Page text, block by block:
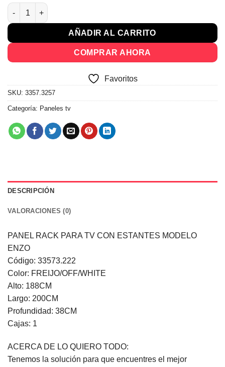
$ 16.320.$ 10.608.
Rack Tv Panel Modular Living Hasta Led 70 Enzo cantidad
AÑADIR AL CARRITO
COMPRAR AHORA
Favoritos
SKU: 3357.3257
Categoría: Paneles tv
DESCRIPCIÓN
VALORACIONES (0)
PANEL RACK PARA TV CON ESTANTES MODELO
ENZO
Código: 33573.222
Color: FREIJO/OFF/WHITE
Alto: 188CM
Largo: 200CM
Profundidad: 38CM
Cajas: 1
ACERCA DE LO QUIERO TODO:
Tenemos la solución para que encuentres el mejor